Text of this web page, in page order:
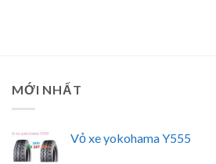
MỚI NHẤT
Vỏ xe yokohama Y555